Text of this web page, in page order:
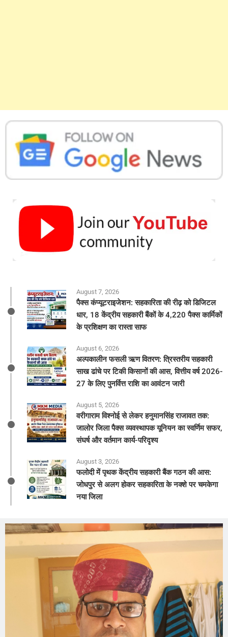
August 7, 2026
पैक्स कंप्यूटराइजेशन: सहकारिता की रीढ़ को डिजिटल
धार, 18 केंद्रीय सहकारी बैंकों के 4,220 पैक्स कार्मिकों
के प्रशिक्षण का रास्ता साफ
August 6, 2026
अल्पकालीन फसली ऋण वितरण: त्रिस्तरीय सहकारी
साख ढांचे पर टिकी किसानों की आस, वित्तीय वर्ष 2026-
27 के लिए पुनर्वित्त राशि का आवंटन जारी
August 5, 2026
वरीगाराम विश्नोई से लेकर हनुमानसिंह राजावत तक:
जालोर जिला पैक्स व्यवस्थापक यूनियन का स्वर्णिम सफर,
संघर्ष और वर्तमान कार्य-परिदृश्य
August 3, 2026
फलोदी में पृथक केंद्रीय सहकारी बैंक गठन की आस:
जोधपुर से अलग होकर सहकारिता के नक्शे पर चमकेगा
नया जिला